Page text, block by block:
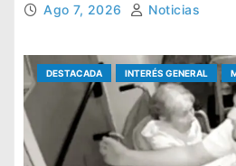
Ago 7, 2026 Noticias
DESTACADA INTERÉS GENERAL